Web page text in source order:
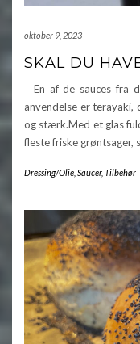
oktober 9, 2023
SKAL DU
En af de sauces fra
anvendelse er terayaki,
og stærk.Med et glas
fleste friske grøntsager,
Dressing/Olie Saucer, Tilbehør